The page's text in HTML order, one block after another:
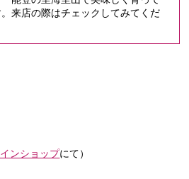
来店の際はチェックしてみてくだ
ンショップにて）